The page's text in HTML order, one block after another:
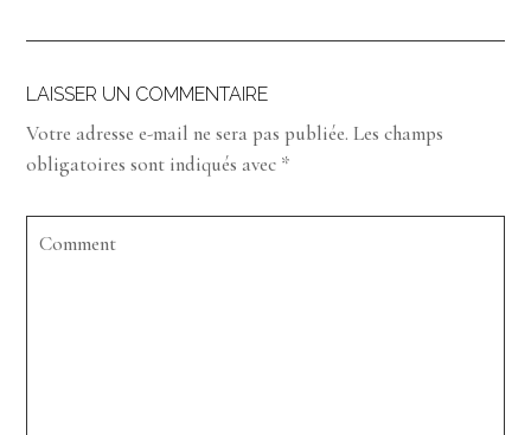
LAISSER UN COMMENTAIRE
Votre adresse e-mail ne sera pas publiée. Les champs
obligatoires sont indiqués avec *